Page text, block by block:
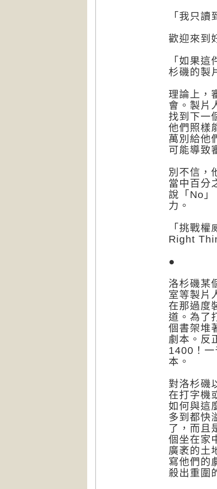
「我只
歡迎來到
「如果
杉磯的製
理論上，
會。製片
找到下一
他們照樣
萬別給他
可能導致
別不信，
當中百分
說「No
力。
「挑戰
Right
●
洛杉磯某
室等製片
在那過度
道。為了
個書架堆
劇本。反
1400！
本。
對洛杉磯
在打字機
如何與這
多到都快
了，而且
個坐在家
廣袤的土
寫他們的
殺出重圍